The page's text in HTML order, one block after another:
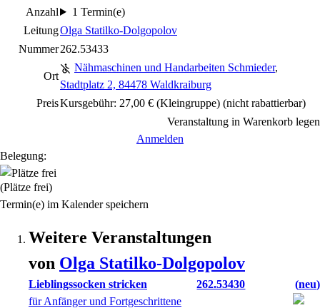
Anzahl
1 Termin(e)
LeitungOlga Statilko-Dolgopolov
Nummer262.53433
Ort
Nähmaschinen und Handarbeiten Schmieder,
Stadtplatz 2, 84478 Waldkraiburg
PreisKursgebühr: 27,00 € (Kleingruppe) (nicht rabattierbar)
Veranstaltung in Warenkorb legen
Anmelden
Belegung:
(Plätze frei)
Termin(e) im Kalender speichern
Weitere Veranstaltungen
von Olga Statilko-Dolgopolov
Lieblingssocken stricken 262.53430
neu
für Anfänger und Fortgeschrittene